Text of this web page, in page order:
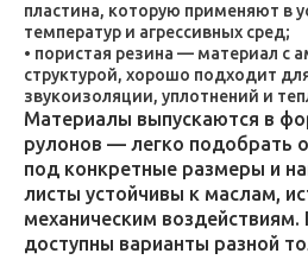
пластина, которую применяют в
температур и агрессивных сред;
пористая резина — материал с
структурой, хорошо подходит
звукоизоляции, уплотнений и
Материалы выпускаются в
рулонов — легко подобрать
под конкретные размеры и
листы устойчивы к маслам,
механическим
доступны варианты разной